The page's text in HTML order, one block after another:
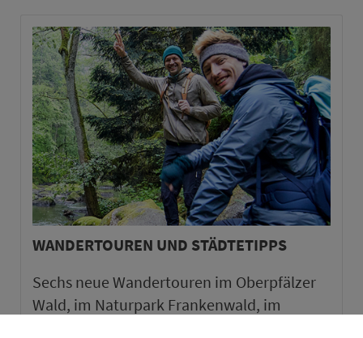
WANDERTOUREN UND STÄDTETIPPS
Sechs neue Wandertouren im Oberpfälzer
Wald, im Naturpark Frankenwald, im